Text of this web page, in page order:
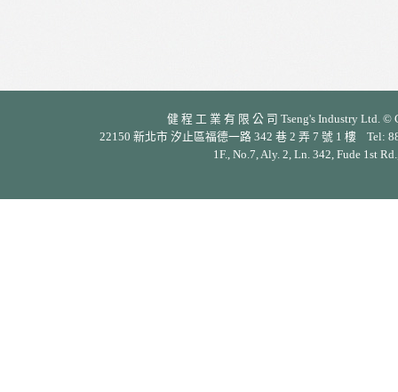
健 程 工 業 有 限 公 司 Tseng's Industry Ltd.
22150 新北市 汐止區福德一路 342 巷 2 弄 7 號 1 樓 Tel:
1F., No.7, Aly. 2, Ln. 342, Fude 1st